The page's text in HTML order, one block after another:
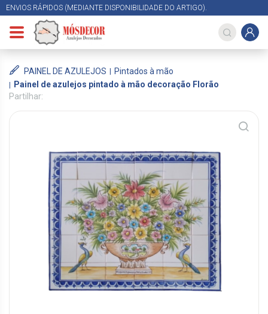
ENVIOS RÁPIDOS (MEDIANTE DISPONIBILIDADE DO ARTIGO).
PAINEL DE AZULEJOS
Pintados à mão
Painel de azulejos pintado à mão decoração Florão
Partilhar: